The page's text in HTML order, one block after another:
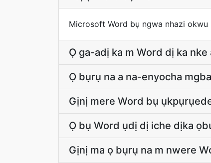
Microsoft Word bụ ngwa nhazi
Ọ ga-adị ka m Word dị ka
Ọ bụrụ na a na-enyocha
Gịnị mere Word bụ
Ọ bụ Word ụdị dị iche dịka
Gịnị ma ọ bụrụ na m nwere